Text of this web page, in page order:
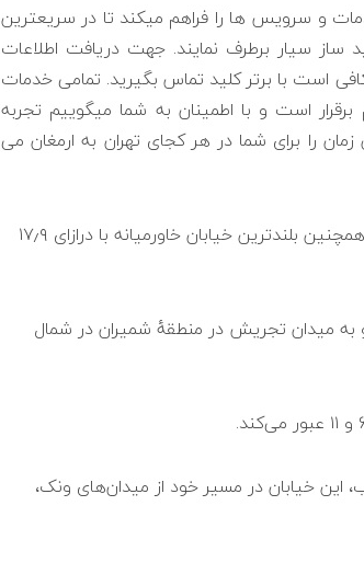
و سرویس ها را فراهم میکند تا در سریعترین
ساز سیار برطرف نمایند. جهت دریافت اطلاعات
است با برتر کلید تماس بگیرید. تمامی خدمات
است و با اطمینان به شما میگوییم تجربه
را برای شما در هر کجای تهران به ارمغان می
بلندترین خیابانِ درختکاری شده تهران و همچنین بلندترین خیابان خاورمیانه با درازای ۱۷٫۹
و به میدان تجریش در منطقهٔ شمیران در شمال
خیابان در مسیر خود از میدان‌های ونک،